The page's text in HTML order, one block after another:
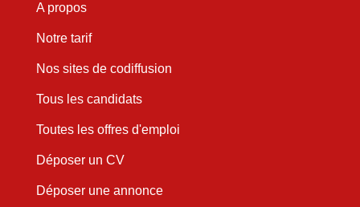
A propos
Notre tarif
Nos sites de codiffusion
Tous les candidats
Toutes les offres d'emploi
Déposer un CV
Déposer une annonce